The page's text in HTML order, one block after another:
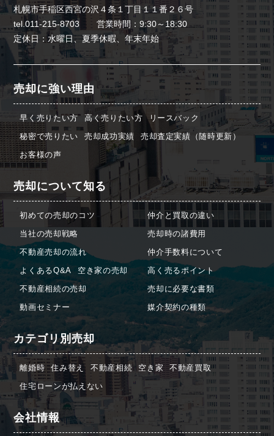
札幌市手稲区西宮の沢４条１丁目１１番２６号
tel.011-215-8703 営業時間：9:30～18:30
定休日：水曜日、夏季休暇、年末年始
売却に強い理由
早く売りたい方 高く売りたい方
リースバック
秘密で売りたい
売却成功実績
売却査定実績（随時更新）
お客様の声
売却について知る
初めての売却のコツ
当社の売却戦略
不動産売却の流れ
よくあるQ&A
空き家の売却
不動産相続の売却
動画セミナー
仲介と買取の違い
売却時の諸費用
仲介手数料について
高く売るポイント
売却に必要な書類
媒介契約の種類
カテゴリ別売却
離婚時 住み替え 不動産相続 空き家
不動産買取
住宅ローンが払えない
会社情報